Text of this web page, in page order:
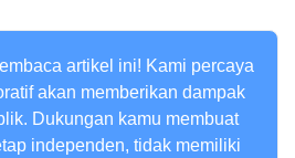
artikel ini! Kami percaya
akan memberikan dampak
Dukungan kamu membuat
independen, tidak memiliki